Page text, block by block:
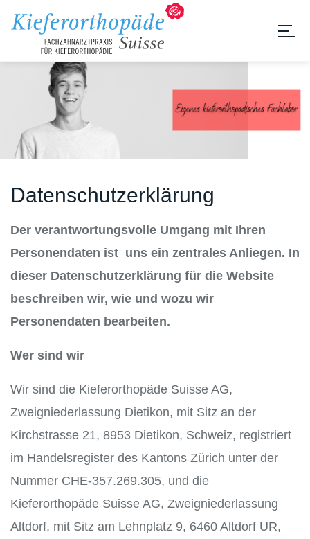
Datenschutzerklärung
Der verantwortungsvolle Umgang mit Ihren
Personendaten ist uns ein zentrales Anliegen. In
dieser Datenschutzerklärung für die Website
beschreiben wir, wie und wozu wir
Personendaten bearbeiten.
Wer sind wir
Wir sind die Kieferorthopäde Suisse AG,
Zweigniederlassung Dietikon, mit Sitz an der
Kirchstrasse 21, 8953 Dietikon, Schweiz, registriert
im Handelsregister des Kantons Zürich unter der
Nummer CHE-357.269.305, und die
Kieferorthopäde Suisse AG, Zweigniederlassung
Altdorf, mit Sitz am Lehnplatz 9, 6460 Altdorf UR,